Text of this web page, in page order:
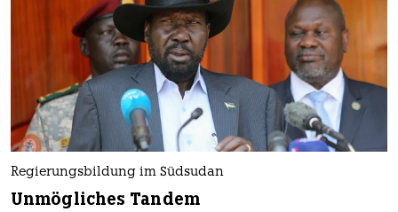
Regierungsbildung im Südsudan
Unmögliches Tandem